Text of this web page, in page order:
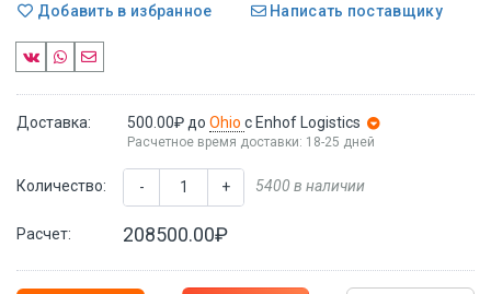
Добавить в избранное
Написать поставщику
Доставка: 500.00₽ до Ohio с Enhof Logistics
Расчетное время доставки: 18-25 дней
Количество: - + 5400 в наличии
Расчет: 208500.00₽